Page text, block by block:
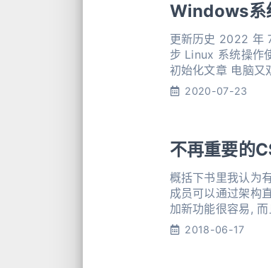
Windows系
更新历史 2022 年 7 月 28 日 默认操作系统更新为 win11 Onedrive 存储位置由 F 盘迁移到 D 盘 vscode 支持配置同
步 Linux 系统操作使
初始化
2020-07-23
不再重要的
概括下书里我认为有用的部分: 优秀架构的标准
成员可以通过架构直接知道 组件的功能是什么 某一段代码在何处 新代码应该添加到
加新功能很容易, 而且不需要做大的结构性变化
因此, 在好的架构上,
2018-06-17